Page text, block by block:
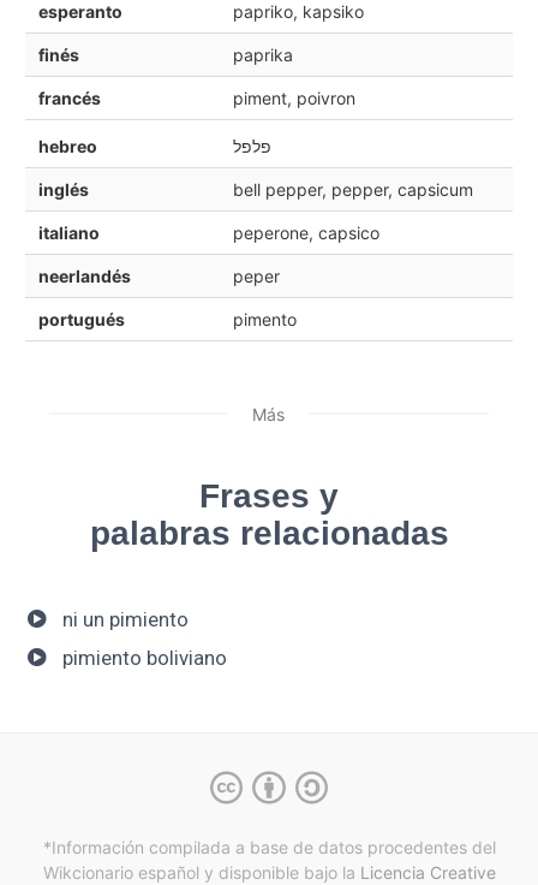
esperanto papriko, kapsiko
finés paprika
francés piment, poivron
hebreo פלפל
inglés bell pepper, pepper, capsicum
italiano peperone, capsico
neerlandés peper
portugués pimento
Más
Frases y
palabras relacionadas
ni un pimiento
pimiento boliviano
*Información compilada a base de datos procedentes del
Wikcionario español y disponible bajo la Licencia Creative